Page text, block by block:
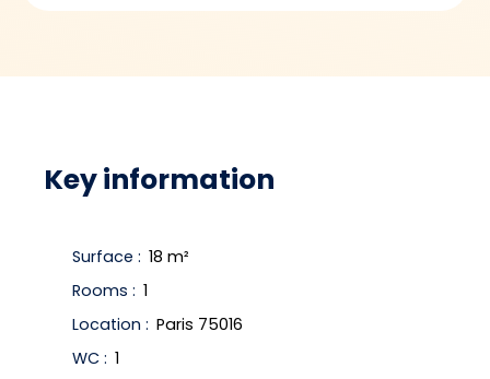
Key information
Surface : 18 m²
Rooms : 1
Location : Paris 75016
WC : 1